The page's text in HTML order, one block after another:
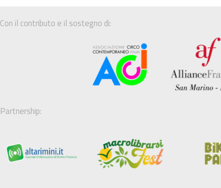
Con il contributo e il sostegno di:
Partnership: